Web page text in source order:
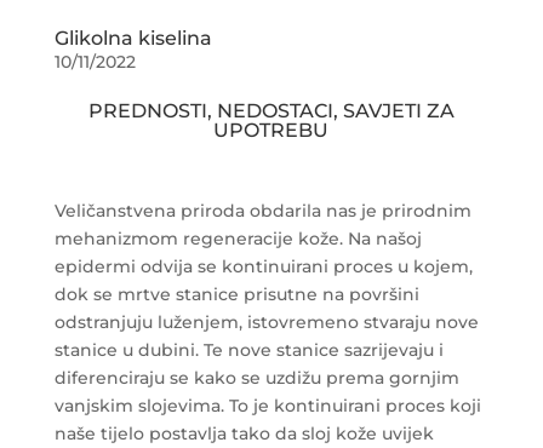
Glikolna kiselina
10/11/2022
PREDNOSTI, NEDOSTACI, SAVJETI ZA
UPOTREBU
Veličanstvena priroda obdarila nas je prirodnim
mehanizmom regeneracije kože. Na našoj
epidermi odvija se kontinuirani proces u kojem,
dok se mrtve stanice prisutne na površini
odstranjuju luženjem, istovremeno stvaraju nove
stanice u dubini. Te nove stanice sazrijevaju i
diferenciraju se kako se uzdižu prema gornjim
vanjskim slojevima. To je kontinuirani proces koji
naše tijelo postavlja tako da sloj kože uvijek